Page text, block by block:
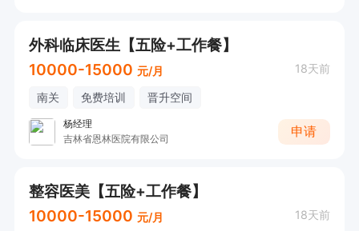
外科临床医生【五险+工作餐】
10000-15000 元/月 18天前
南关 免费培训 晋升空间
杨经理
吉林省恩林医院有限公司
申请
整容医美【五险+工作餐】
10000-15000 元/月 18天前